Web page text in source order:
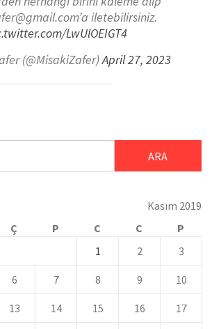
iletebilirsiniz.
LwUlOEIGT4
(@MisakiZafer)April 27, 2023
Kasım 2019
Ç P C C
P
1
2 3
6 7 8 9 10
13 14 15 16 17